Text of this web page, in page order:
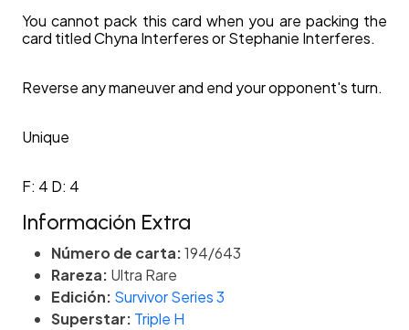
You cannot pack this card when you are packing the
card titled Chyna Interferes or Stephanie Interferes.
Reverse any maneuver and end your opponent's turn.
Unique
F: 4 D: 4
Información Extra
Número de carta:194/643
Rareza: Ultra Rare
Edición: Survivor Series 3
Superstar: Triple H